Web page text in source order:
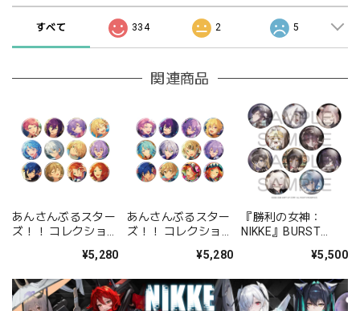
すべて 334 2 5
関連商品
あんさんぶるスター
ズ！！ コレクション
¥5,280
あんさんぶるスター
ズ！！ コレクション
¥5,280
『勝利の女神：
NIKKE』BURST
ジ Vol.9 BOX 全10種
¥5,500